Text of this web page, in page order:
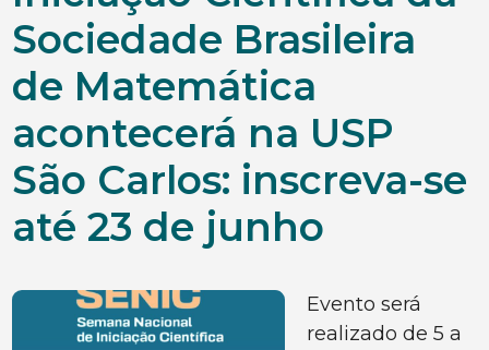
Sociedade Brasileira
de Matemática
acontecerá na USP
São Carlos: inscreva-se
até 23 de junho
Evento será
realizado de 5 a